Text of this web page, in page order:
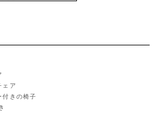
ェア
付きの椅子